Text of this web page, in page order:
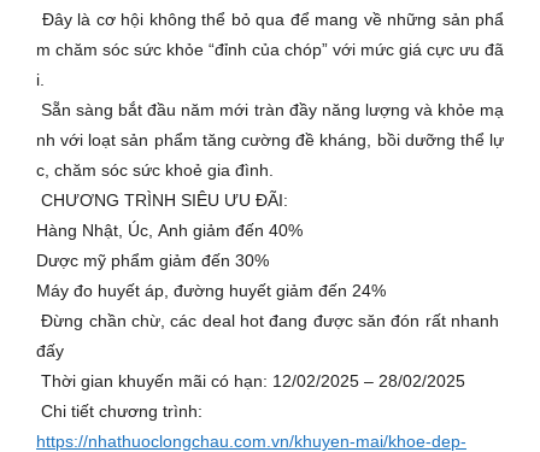
Đây là cơ hội không thể bỏ qua để mang về những sản phẩ
m chăm sóc sức khỏe “đỉnh của chóp” với mức giá cực ưu đã
i.
Sẵn sàng bắt đầu năm mới tràn đầy năng lượng và khỏe mạ
nh với loạt sản phẩm tăng cường đề kháng, bồi dưỡng thể lự
c, chăm sóc sức khoẻ gia đình.
CHƯƠNG TRÌNH SIÊU ƯU ĐÃI:
Hàng Nhật, Úc, Anh giảm đến 40%
Dược mỹ phẩm giảm đến 30%
Máy đo huyết áp, đường huyết giảm đến 24%
Đừng chần chừ, các deal hot đang được săn đón rất nhanh
đấy
Thời gian khuyến mãi có hạn: 12/02/2025 – 28/02/2025
Chi tiết chương trình:
https://nhathuoclongchau.com.vn/khuyen-mai/khoe-dep-